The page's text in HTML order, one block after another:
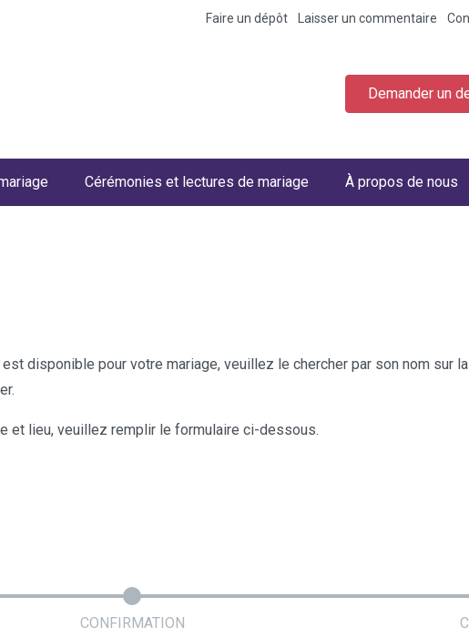
Faire un dépôt Laisser un commentaire
Demander un
Cérémonies et lectures de mariage À propos de nous
disponible pour votre mariage, veuillez le chercher par son nom sur
et lieu, veuillez remplir le formulaire ci-dessous.
CONFIRMATION